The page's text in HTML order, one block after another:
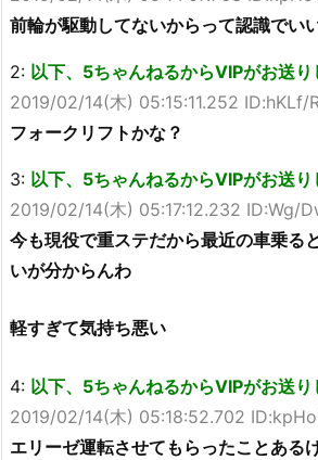
前輪が駆動してないからって認識でい
2: 以下、5ちゃんねるからVIPがお送り
2019/02/14(木) 05:15:11.252 ID:hKLf/
フォークリフトかな？
3: 以下、5ちゃんねるからVIPがお送り
2019/02/14(木) 05:17:12.232 ID:Wg/
今も現役で重ステだから最近の車乗る
いが分からんわ
軽すぎて気持ち悪い
4: 以下、5ちゃんねるからVIPがお送り
2019/02/14(木) 05:18:52.702
エリーゼ運転させてもらったことある